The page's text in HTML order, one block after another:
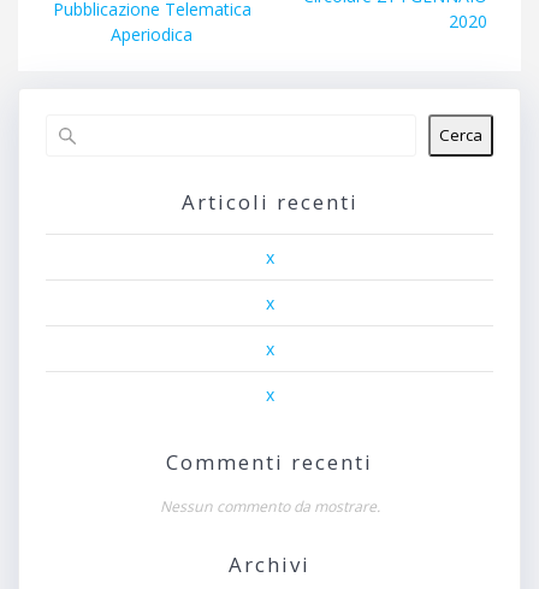
precedente:
Pubblicazione Telematica
Aperiodica
2020
Cerca
Articoli recenti
x
x
x
x
Commenti recenti
Nessun commento da mostrare.
Archivi